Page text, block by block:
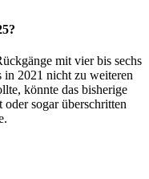
mit vier bis sechs
in 2021 nicht zu weiteren
könnte das bisherige
sogar überschritten